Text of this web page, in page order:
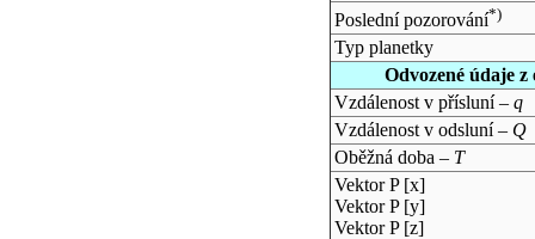
Poslední pozorování*)
Typ planetky
Odvozené údaje
Vzdálenost v přísluní – q
Vzdálenost v odsluní – Q
Oběžná doba – T
Vektor P [x]
Vektor P [y]
Vektor P [z]